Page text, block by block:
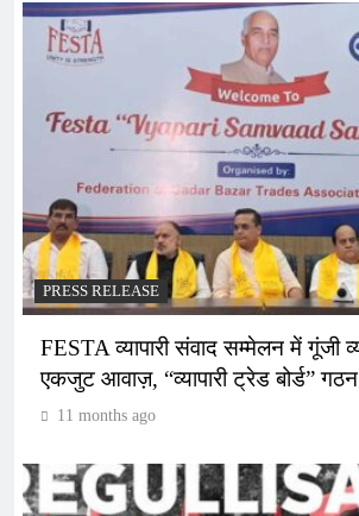
PRESS RELEASE
FESTA व्यापारी संवाद सम्मेलन में गूंजी
एकजुट आवाज़, “व्यापारी ट्रेड बोर्ड”
11 months ago